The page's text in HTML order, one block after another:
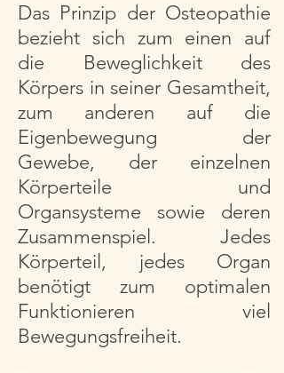
Das Prinzip der Osteopathie
bezieht sich zum einen auf
die Beweglichkeit des
Körpers in seiner Gesamtheit,
zum anderen auf die
Eigenbewegung der
Gewebe, der einzelnen
Körperteile und
Organsysteme sowie deren
Zusammenspiel. Jedes
Körperteil, jedes Organ
benötigt zum optimalen
Funktionieren viel
Bewegungsfreiheit.